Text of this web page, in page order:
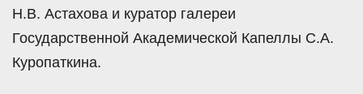
Н.В. Астахова и куратор галереи
Государственной Академической Капеллы С.А.
Куропаткина.